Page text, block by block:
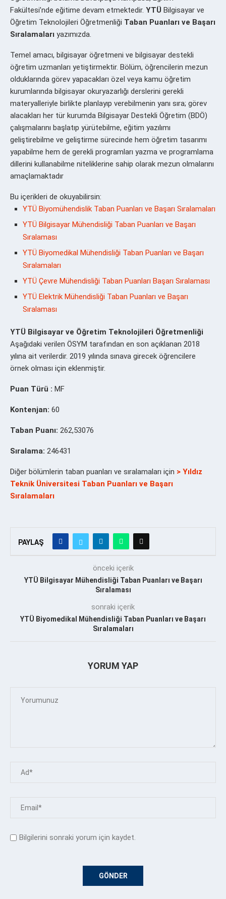
Fakültesi’nde eğitime devam etmektedir. YTÜ Bilgisayar ve
Öğretim Teknolojileri Öğretmenliği Taban Puanları ve Başarı
Sıralamaları yazımızda.
Temel amacı, bilgisayar öğretmeni ve bilgisayar destekli
öğretim uzmanları yetiştirmektir. Bölüm, öğrencilerin mezun
olduklarında görev yapacakları özel veya kamu öğretim
kurumlarında bilgisayar okuryazarlığı derslerini gerekli
materyalleriyle birlikte planlayıp verebilmenin yanı sıra; görev
alacakları her tür kurumda Bilgisayar Destekli Öğretim (BDÖ)
çalışmalarını başlatıp yürütebilme, eğitim yazılımı
geliştirebilme ve geliştirme sürecinde hem öğretim tasarımı
yapabilme hem de gerekli programları yazma ve programlama
dillerini kullanabilme niteliklerine sahip olarak mezun olmalarını
amaçlamaktadır
Bu içerikleri de okuyabilirsin:
YTÜ Biyomühendislik Taban Puanları ve Başarı Sıralamaları
YTÜ Bilgisayar Mühendisliği Taban Puanları ve Başarı
Sıralaması
YTÜ Biyomedikal Mühendisliği Taban Puanları ve Başarı
Sıralamaları
YTÜ Çevre Mühendisliği Taban Puanları Başarı Sıralaması
YTÜ Elektrik Mühendisliği Taban Puanları ve Başarı
Sıralaması
YTÜ Bilgisayar ve Öğretim Teknolojileri Öğretmenliği
Aşağıdaki verilen ÖSYM tarafından en son açıklanan 2018
yılına ait verilerdir. 2019 yılında sınava girecek öğrencilere
örnek olması için eklenmiştir.
Puan Türü : MF
Kontenjan: 60
Taban Puanı: 262,53076
Sıralama: 246431
Diğer bölümlerin taban puanları ve sıralamaları için > Yıldız
Teknik Üniversitesi Taban Puanları ve Başarı
Sıralamaları
PAYLAŞ
önceki içerik
YTÜ Bilgisayar Mühendisliği Taban Puanları ve Başarı
Sıralaması
sonraki içerik
YTÜ Biyomedikal Mühendisliği Taban Puanları ve Başarı
Sıralamaları
YORUM YAP
Bilgilerini sonraki yorum için kaydet.